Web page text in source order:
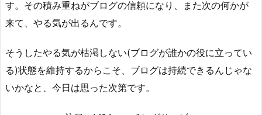
す。その積み重ねがブログの信頼になり、また次の何かが
来て、やる気が出るんです。
そうしたやる気が枯渇しない(ブログが誰かの役に立ってい
る)状態を維持するからこそ、ブログは持続できるんじゃな
いかなと、今日は思った次第です。